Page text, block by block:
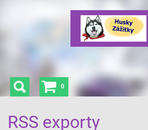
RSS exporty
0